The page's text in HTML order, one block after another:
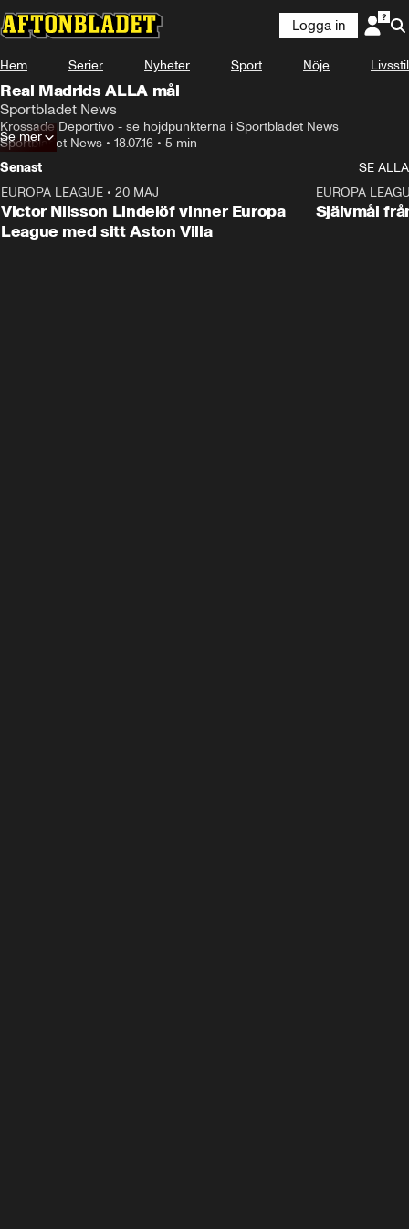
Logga in
Hem Serier Nyheter Sport Nöje Livsstil
Real Madrids ALLA mål
Sportbladet News
Krossade Deportivo - se höjdpunkterna i Sportbladet News
Sportbladet News • 18.07.16 • 5 min
Se mer
Senast
SE ALLA
EUROPA LEAGUE • 20 MAJ
Victor Nilsson Lindelöf vinner Europa
League med sitt Aston Villa
EUROPA
Självmål